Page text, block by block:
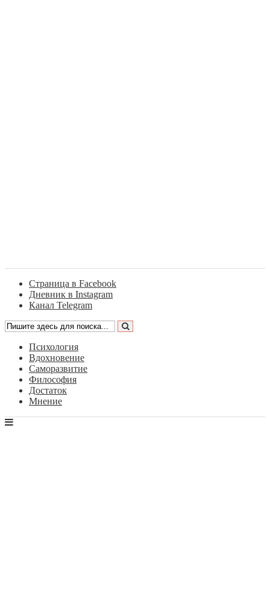
Страница в Facebook
Дневник в Instagram
Канал Telegram
Психология
Вдохновение
Саморазвитие
Философия
Достаток
Мнение